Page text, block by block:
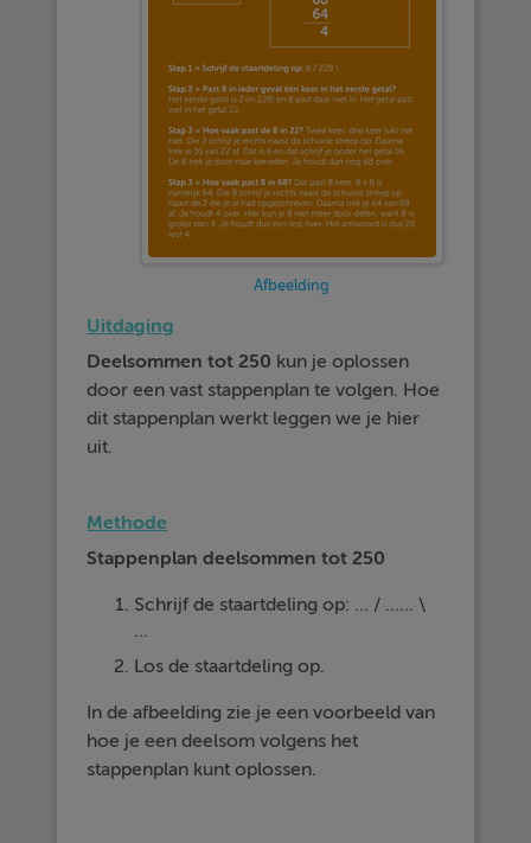
Afbeelding
Uitdaging
Deelsommen tot 250 kun je oplossen
door een vast stappenplan te volgen. Hoe
dit stappenplan werkt leggen we je hier
uit.
Methode
Stappenplan deelsommen tot 250
Schrijf de staartdeling op: ... / ...... \
...
Los de staartdeling op.
In de afbeelding zie je een voorbeeld van
hoe je een deelsom volgens het
stappenplan kunt oplossen.